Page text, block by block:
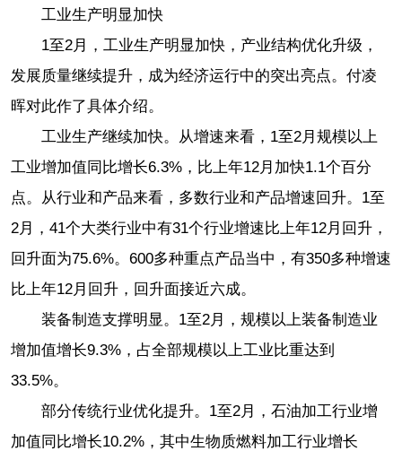
工业生产明显加快
1至2月，工业生产明显加快，产业结构优化升级，
发展质量继续提升，成为经济运行中的突出亮点。付凌
晖对此作了具体介绍。
工业生产继续加快。从增速来看，1至2月规模以上
工业增加值同比增长6.3%，比上年12月加快1.1个百分
点。从行业和产品来看，多数行业和产品增速回升。1至
2月，41个大类行业中有31个行业增速比上年12月回升，
回升面为75.6%。600多种重点产品当中，有350多种增速
比上年12月回升，回升面接近六成。
装备制造支撑明显。1至2月，规模以上装备制造业
增加值增长9.3%，占全部规模以上工业比重达到
33.5%。
部分传统行业优化提升。1至2月，石油加工行业增
加值同比增长10.2%，其中生物质燃料加工行业增长